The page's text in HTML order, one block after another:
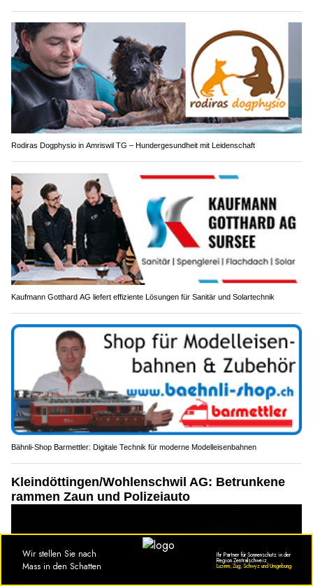
Rodiras Dogphysio in Amriswil TG – Hundergesundheit mit Leidenschaft
Kaufmann Gotthard AG liefert effiziente Lösungen für Sanitär und Solartechnik
Bähnli-Shop Barmettler: Digitale Technik für moderne Modelleisenbahnen
Kleindöttingen/Wohlenschwil AG: Betrunkene
rammen Zaun und Polizeiauto